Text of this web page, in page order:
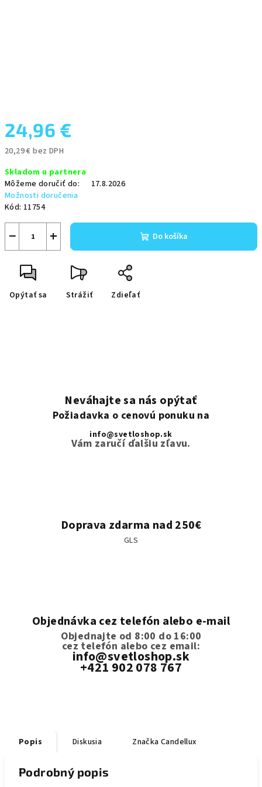
24,96 €
20,29 € bez DPH
cena:
Skladom u partnera
Môžeme doručiť do:
17.8.2026
Možnosti doručenia
Kód: 11754
+
− Do košíka
Opýtať sa Strážiť Zdieľať
Neváhajte sa nás opýtať
Požiadavka o cenovú ponuku na
info@svetloshop.sk
Vám zaručí ďalšiu zľavu.
Doprava zdarma nad 250€
GLS
Objednávka cez telefón alebo e-mail
Objednajte od 8:00 do 16:00
cez telefón alebo cez email:
info@svetloshop.sk
+421 902 078 767
Popis Diskusia Značka Candellux
Podrobný popis